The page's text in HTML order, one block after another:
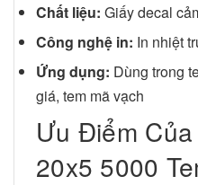
Chất liệu: Giấy decal
Công nghệ in: In nhiệt
Ứng dụng: Dùng trong
giá, tem mã vạch
Ưu Điểm
20x5 5000